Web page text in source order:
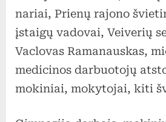
nariai, Prienų rajono
įstaigų vadovai, Veiverių
Vaclovas Ramanauskas,
medicinos darbuotojų
mokiniai, mokytojai, kiti